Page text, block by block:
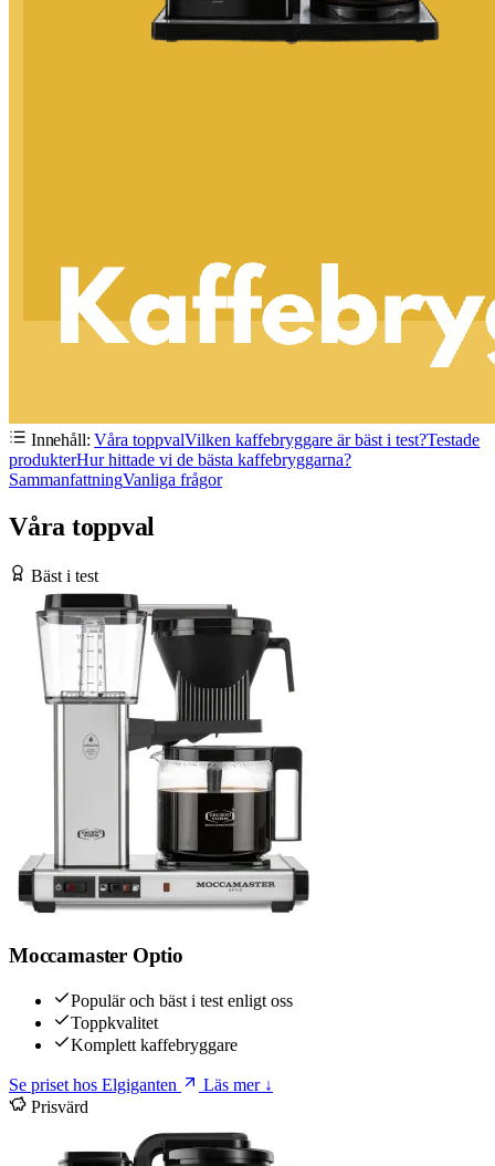
Innehåll:Våra toppvalVilken kaffebryggare är bäst i test?Testade
produkterHur hittade vi de bästa kaffebryggarna?
SammanfattningVanliga frågor
Våra toppval
Bäst i test
Moccamaster Optio
Populär och bäst i test enligt oss
Toppkvalitet
Komplett kaffebryggare
Se priset hos Elgiganten
Läs mer ↓
Prisvärd